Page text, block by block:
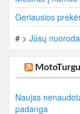
Geriausios
# > Jūsų
Naujas
padanga